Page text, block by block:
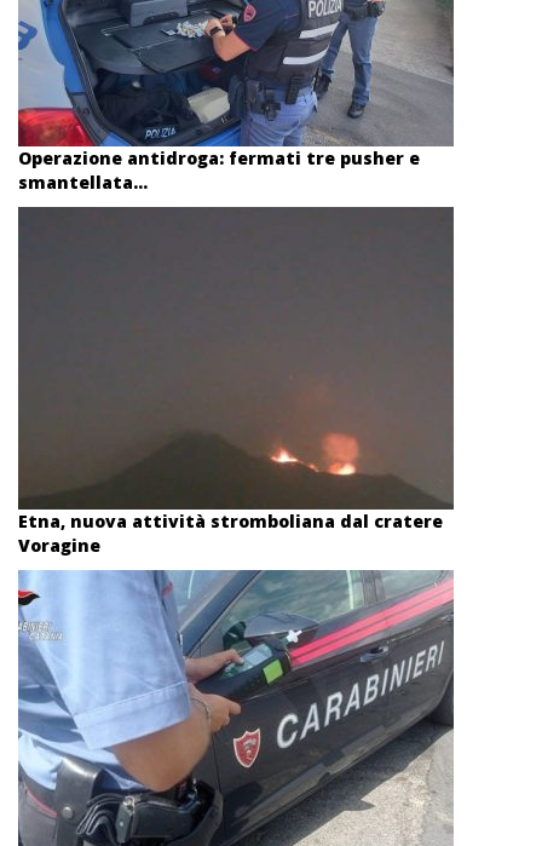
Operazione antidroga: fermati tre pusher e
smantellata...
Etna, nuova attività stromboliana dal cratere
Voragine